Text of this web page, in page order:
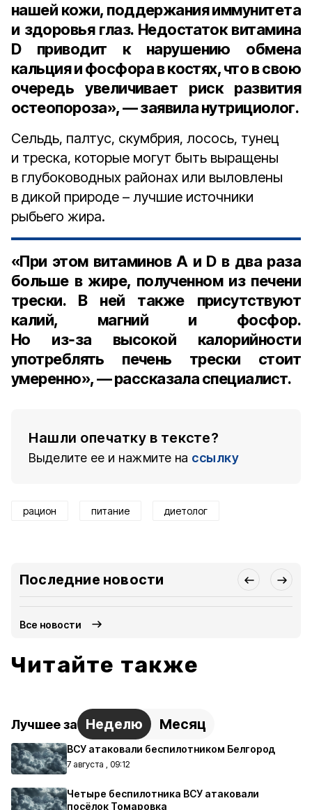
нашей кожи, поддержания иммунитета
и здоровья глаз. Недостаток витамина
D приводит к нарушению обмена
кальция и фосфора в костях, что в свою
очередь увеличивает риск развития
остеопороза», — заявила нутрициолог.
Сельдь, палтус, скумбрия, лосось, тунец
и треска, которые могут быть выращены
в глубоководных районах или выловлены
в дикой природе – лучшие источники
рыбьего жира.
«При этом витаминов A и D в два раза
больше в жире, полученном из печени
трески. В ней также присутствуют
калий, магний и фосфор.
Но из‑за высокой калорийности
употреблять печень трески стоит
умеренно», — рассказала специалист.
Нашли опечатку в тексте?
Выделите ее и нажмите на ссылку
рацион питание диетолог
Последние новости
Все новости
Читайте также
Лучшее за Неделю Месяц
ВСУ атаковали беспилотником Белгород
7 августа , 09:12
Четыре беспилотника ВСУ атаковали
посёлок Томаровка